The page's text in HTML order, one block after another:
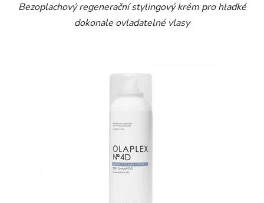
Bezoplachový regenerační stylingový krém pro hladké
dokonale ovladatelné vlasy